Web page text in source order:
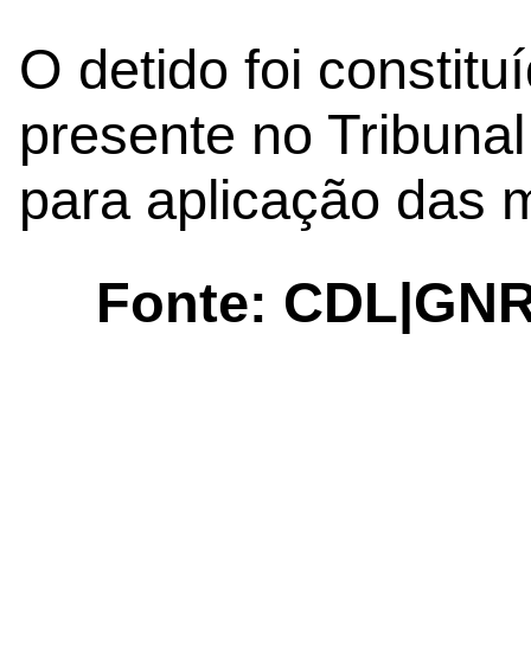
O detido foi
presente no
para aplicação das
Fonte: CDL|GNR